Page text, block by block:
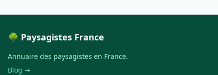
🌳 Paysagistes France
Annuaire des paysagistes en France.
Blog →